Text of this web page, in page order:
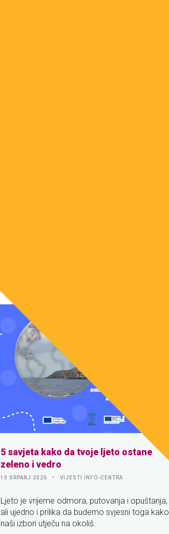
5 savjeta kako da tvoje ljeto ostane
zeleno i vedro
10 SRPANJ 2026 VIJESTI INFO-CENTRA
Ljeto je vrijeme odmora, putovanja i opuštanja,
ali ujedno i prilika da budemo svjesni toga kako
naši izbori utječu na okoliš.